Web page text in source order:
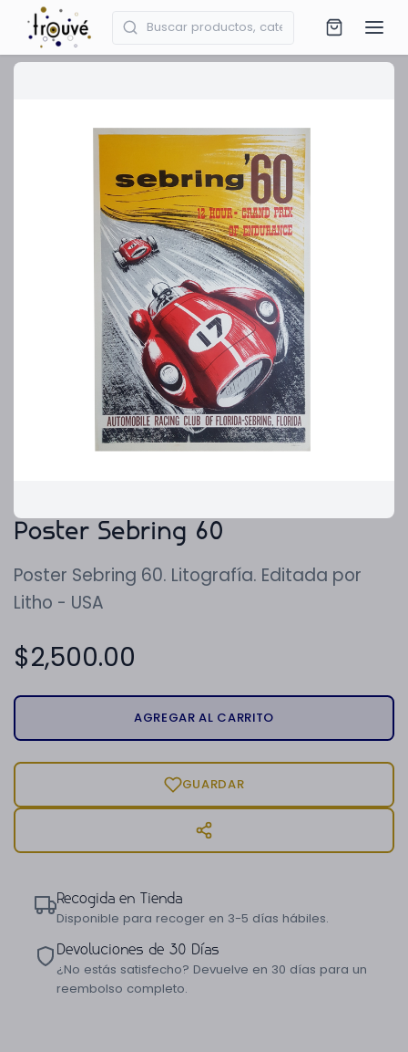
Poster Sebring 60
Poster Sebring 60. Litografía. Editada por
Litho - USA
$2,500.00
AGREGAR AL CARRITO
GUARDAR
Recogida en Tienda
Disponible para recoger en 3-5 días hábiles.
Devoluciones de 30 Días
¿No estás satisfecho? Devuelve en 30 días para un
reembolso completo.